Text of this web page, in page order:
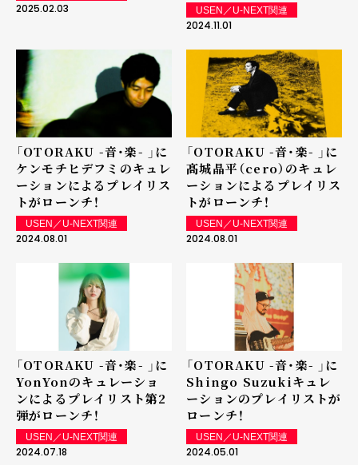
2025.02.03 USEN／U-NEXT関連
2024.11.01
「OTORAKU -音・楽- 」に
ケンモチヒデフミのキュレ
ーションによるプレイリス
トがローンチ！
USEN／U-NEXT関連
2024.08.01
「OTORAKU -音・楽- 」に
髙城晶平（cero）のキュレ
ーションによるプレイリス
トがローンチ！
USEN／U-NEXT関連
2024.08.01
「OTORAKU -音・楽- 」に
YonYonのキュレーショ
ンによるプレイリスト第2
弾がローンチ！
USEN／U-NEXT関連
2024.07.18
「OTORAKU -音・楽- 」に
Shingo Suzukiキュレ
ーションのプレイリストが
ローンチ！
USEN／U-NEXT関連
2024.05.01